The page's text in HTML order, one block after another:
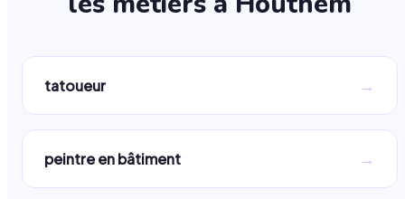
tatoueur →
peintre en bâtiment →